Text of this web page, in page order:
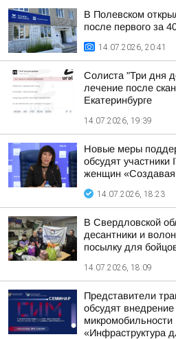
В Полевском
после первого за
14.07.2026, 20:41
Солиста "Три дня
лечение после
Екатеринбурге
14.07.2026, 19:39
Новые меры
обсудят участники
женщин
14.07.2026, 18:23
В Свердловской
десантники и
посылку для
14.07.2026, 18:09
Представители
обсудят
микромобильности
«Инфраструктура